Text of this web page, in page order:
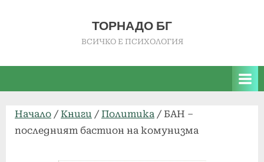
ТОРНАДО БГ
ВСИЧКО Е ПСИХОЛОГИЯ
Начало / Книги / Политика / БАН –
последният бастион на комунизма